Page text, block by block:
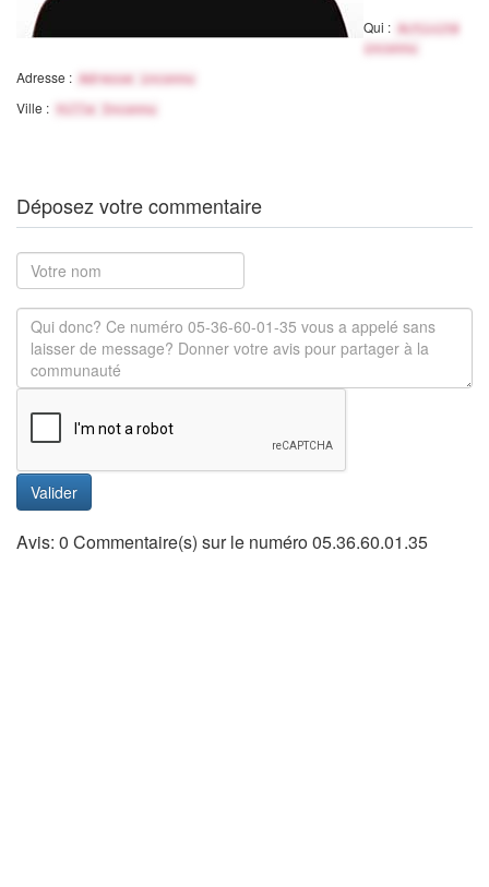
Qui :
Activité
inconnu
Adresse : Adresse inconnu
Ville : Ville Inconnu
Déposez votre commentaire
Valider
Avis: 0 Commentaire(s) sur le numéro 05.36.60.01.35